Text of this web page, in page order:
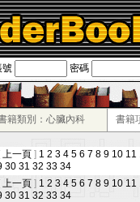
號 密碼
籍類別：心臟內科 書籍
上一頁 ] 1 2 3 4 5 6 7 8 9 10 11
30 31 32 33 34
上一頁 ] 1 2 3 4 5 6 7 8 9 10 11
30 31 32 33 34